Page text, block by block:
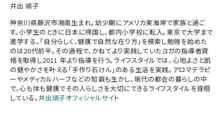
井出 順子
神奈川県藤沢市湘南生まれ。幼少期にアメリカ東海岸で家族と過ご
す。小学生のときに日本に帰国し、都内小学校に転入。東京で大学まで
進学する。「自分らしく、健康で自然な在り方」を模索し勉強を始めた
のは20代前半。その過程で、かねてより実践していたヨガの指導者資
格を取得し2011 年より指導を行う。ライフスタイルでは、心地よさと肌
の健やかさを叶える「手作り石けん」のある生活を実践。アロマテラピ
ーやメディカルハーブなどの知識も生かし、現代の都会の暮らしの中
で、心も体も健康でその人らしさを大切にできるライフスタイルを提唱
している。 井出順子オフィシャルサイト